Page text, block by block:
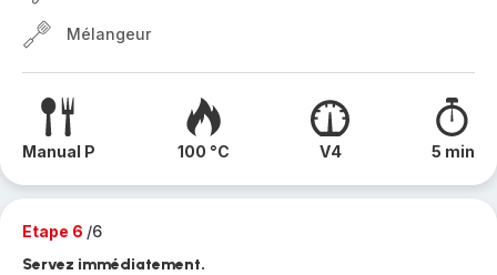
Mélangeur
Manual P 100 °C V4 5 min
Etape 6 /6
Servez immédiatement.